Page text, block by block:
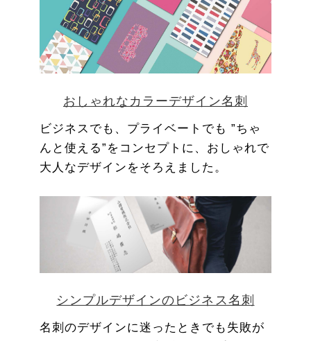
おしゃれなカラーデザイン名刺
ビジネスでも、プライベートでも ”ちゃ
んと使える”をコンセプトに、おしゃれで
大人なデザインをそろえました。
シンプルデザインのビジネス名刺
名刺のデザインに迷ったときでも失敗が